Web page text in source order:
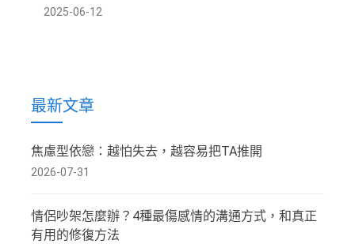
2025-06-12
最新文章
焦慮型依戀：越怕失去，越容易把TA推開
2026-07-31
情侶吵架怎麼辦？4種最傷感情的溝通方式，和真正
有用的修復方法